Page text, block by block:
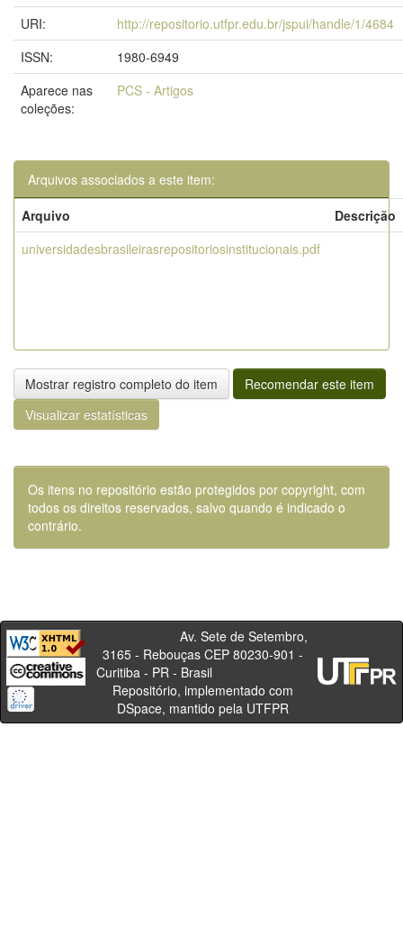
URI:
http://repositorio.utfpr.edu.br/jspui/handle/1/4684
ISSN:
1980-6949
Aparece nas
coleções:
PCS - Artigos
Arquivos associados a este item:
Arquivo
Descrição
universidadesbrasileirasrepositoriosinstitucionais.pdf
Mostrar registro completo do item
Recomendar este item
Visualizar estatísticas
Os itens no repositório estão protegidos por copyright, com
todos os direitos reservados, salvo quando é indicado o
contrário.
Av. Sete de Setembro,
3165 - Rebouças CEP 80230-901 -
Curitiba - PR - Brasil
Repositório, implementado com
DSpace, mantido pela UTFPR